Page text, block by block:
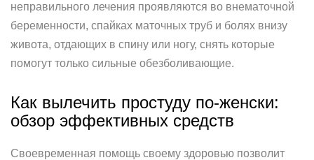
неправильного лечения проявляются во внематочной
беременности, спайках маточных труб и болях внизу
живота, отдающих в спину или ногу, снять которые
помогут только сильные обезболивающие.
Как вылечить простуду по-женски:
обзор эффективных средств
Своевременная помощь своему здоровью позволит